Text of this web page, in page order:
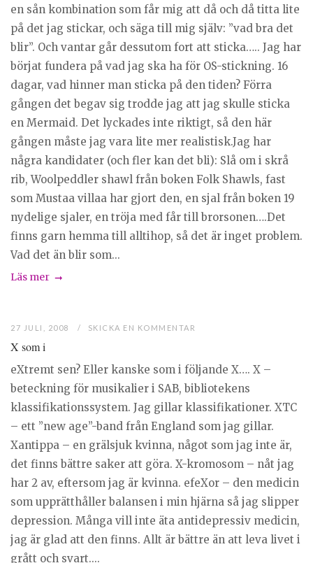
en sån kombination som får mig att då och då titta lite
på det jag stickar, och säga till mig själv: ”vad bra det
blir”. Och vantar går dessutom fort att sticka….. Jag har
börjat fundera på vad jag ska ha för OS-stickning. 16
dagar, vad hinner man sticka på den tiden? Förra
gången det begav sig trodde jag att jag skulle sticka
en Mermaid. Det lyckades inte riktigt, så den här
gången måste jag vara lite mer realistisk.Jag har
några kandidater (och fler kan det bli): Slå om i skrå
rib, Woolpeddler shawl från boken Folk Shawls, fast
som Mustaa villaa har gjort den, en sjal från boken 19
nydelige sjaler, en tröja med får till brorsonen….Det
finns garn hemma till alltihop, så det är inget problem.
Vad det än blir som...
Läs mer
27 JULI, 2008 SKICKA EN KOMMENTAR
X som i
eXtremt sen? Eller kanske som i följande X…. X –
beteckning för musikalier i SAB, bibliotekens
klassifikationssystem. Jag gillar klassifikationer. XTC
– ett ”new age”-band från England som jag gillar.
Xantippa – en grälsjuk kvinna, något som jag inte är,
det finns bättre saker att göra. X-kromosom – nåt jag
har 2 av, eftersom jag är kvinna. efeXor – den medicin
som upprätthåller balansen i min hjärna så jag slipper
depression. Många vill inte äta antidepressiv medicin,
jag är glad att den finns. Allt är bättre än att leva livet i
grått och svart....